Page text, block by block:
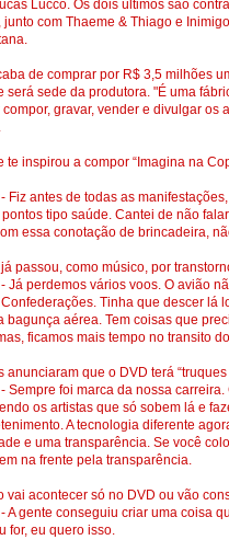
Lucco. Os dois últimos são
junto com Thaeme & Thiago e
de comprar por R$ 3,5 milhões
será sede da produtora. "É uma
gravar, vender e divulgar os
te inspirou a compor “Imagina na
Fiz antes de todas as
tipo saúde. Cantei de não
essa conotação de brincadeira,
passou, como músico, por
Já perdemos vários voos. O avião
Tinha que descer lá
bagunça aérea. Tem coisas que
ficamos mais tempo no transito
anunciaram que o DVD terá
Sempre foi marca da nossa
os artistas que só sobem lá e
A tecnologia diferente
e uma transparência. Se você
na frente pela transparência.
vai acontecer só no DVD ou vão
A gente conseguiu criar uma coisa
for, eu quero isso.